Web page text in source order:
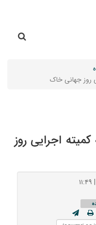
روز جهانی خاک
اجرایی روز